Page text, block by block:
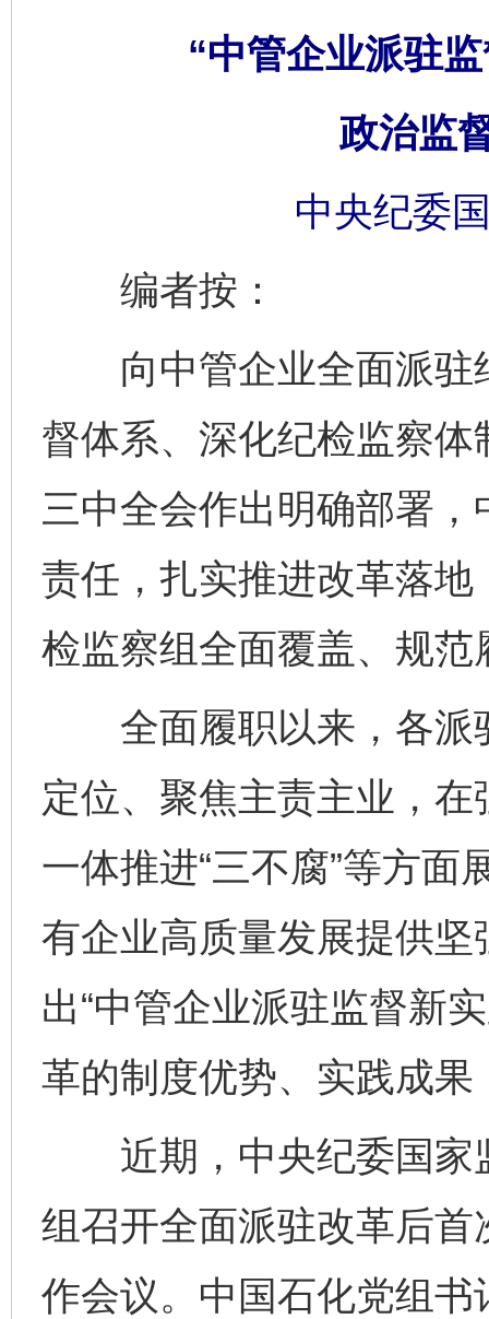
“中管企业派驻
政治监
中央纪委
编者按：
向中管企业全面派驻
督体系、深化纪检监察
三中全会作出明确部署
责任，扎实推进改革落
检监察组全面覆盖、规范
全面履职以来，各派
定位、聚焦主责主业，
一体推进“三不腐”等方
有企业高质量发展提供
出“中管企业派驻监督新
革的制度优势、实践成果
近期，中央纪委国家
组召开全面派驻改革后
作会议。中国石化党组